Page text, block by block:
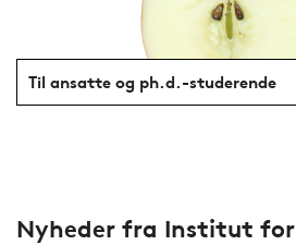
Til ansatte og ph.d.-studerende
Nyheder fra Institut for